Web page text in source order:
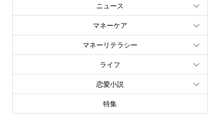
ニュース
マネーケア
マネーリテラシー
ライフ
恋愛小説
特集